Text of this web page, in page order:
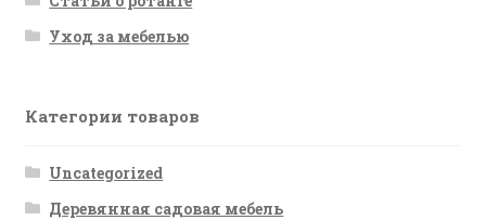
Уход за мебелью
Категории товаров
Uncategorized
Деревянная садовая мебель